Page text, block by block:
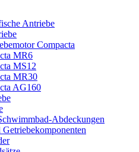
Antriebe
Compacta
MR6
MS12
MR30
AG160
Abdeckungen